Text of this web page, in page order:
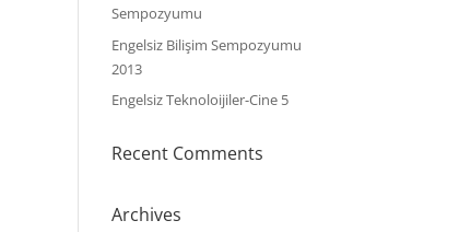
Sempozyumu
Engelsiz Bilişim Sempozyumu
2013
Engelsiz Teknoloijiler-Cine 5
Recent Comments
Archives